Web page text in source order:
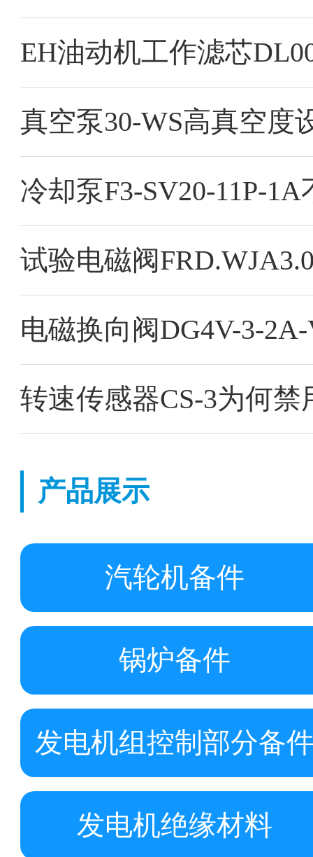
真空泵30-WS高真空度
冷却泵F3-SV20-11P-
试验电磁阀
电磁换向阀DG4V-3-
转速传感器CS-3为何
产品展示
汽轮机备件
锅炉备件
发电机组控制部分备
发电机绝缘材料